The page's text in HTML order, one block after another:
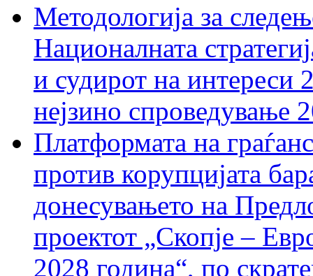
Методологија за
Националната
и судирот на интереси
нејзино спроведување
Платформата на
против корупцијата
донесувањето на
проектот „Скопје –
2028 година“, по